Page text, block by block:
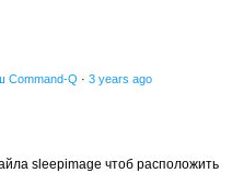
Command-Q · 3 years ago
sleepimage чтоб расположить